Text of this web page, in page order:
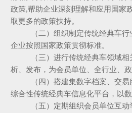
政策,帮助企业深刻理解和应用国家
取更多的政策扶持。
（二）组织制定传统经典车
企业按照国家政策贯彻标准。
（三）进行传统经典车领域
析、发布，为会员单位、全行业、
（四）搭建集数字档案、交
综合性传统经典车信息化平台，以
（五）定期组织会员单位互动